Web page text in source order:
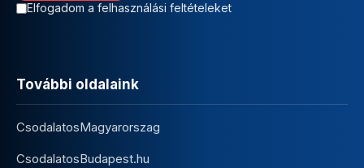
Elfogadom a felhasználási feltételeket
További oldalaink
CsodalatosMagyarorszag
CsodalatosBudapest.hu